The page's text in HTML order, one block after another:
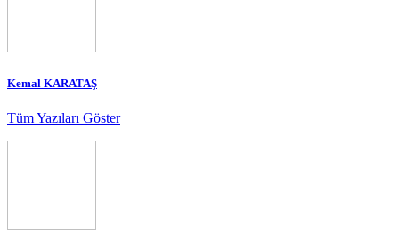
Kemal KARATAŞ
Tüm Yazıları Göster